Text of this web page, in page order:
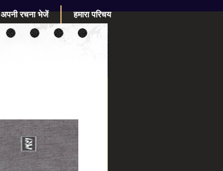
अपनी रचना भेजें हमारा परिचय